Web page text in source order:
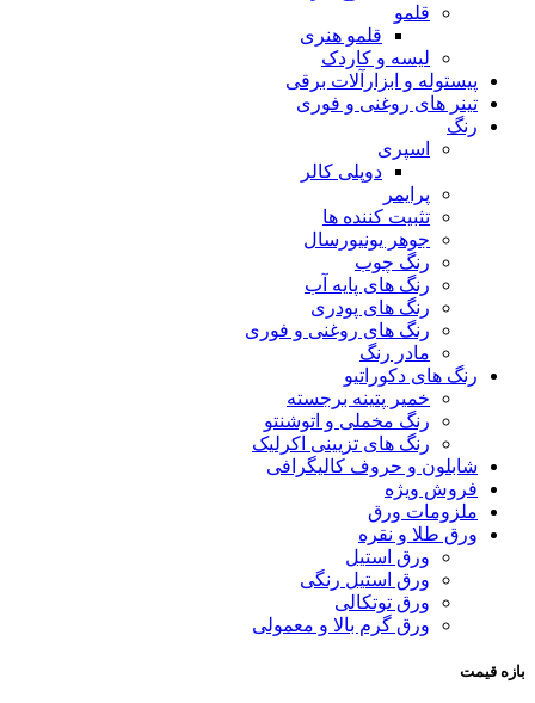
قلمو
قلمو‌ هنری
لیسه و کاردک
پیستوله و ابزارآلات برقی
تینر های روغنی و فوری
رنگ
اسپری
دوپلی کالر
پرایمر
تثبیت کننده ها
جوهر یونیورسال
رنگ چوب
رنگ‌ های پایه آب
رنگ های پودری
رنگ‌ های روغنی و فوری
مادر رنگ
رنگ های دکوراتیو
خمیر پتینه برجسته
رنگ مخملی و اتوشنتو
رنگ های تزیینی اکرلیک
شابلون و حروف کالیگرافی
فروش ویژه
ملزومات ورق
ورق طلا و نقره
ورق استیل
ورق استیل رنگی
ورق توتکالی
ورق گرم بالا و معمولی
بازه قیمت